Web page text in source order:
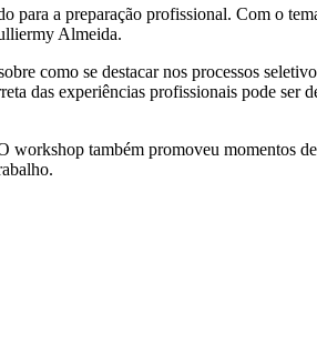
para a preparação profissional. Com o
Almeida.
como se destacar nos processos
das experiências profissionais pode ser
workshop também promoveu momentos